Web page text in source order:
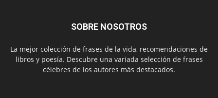
SOBRE NOSOTROS
La mejor colección de frases de la vida, recomendaciones de
libros y poesía. Descubre una variada selección de frases
célebres de los autores más destacados.